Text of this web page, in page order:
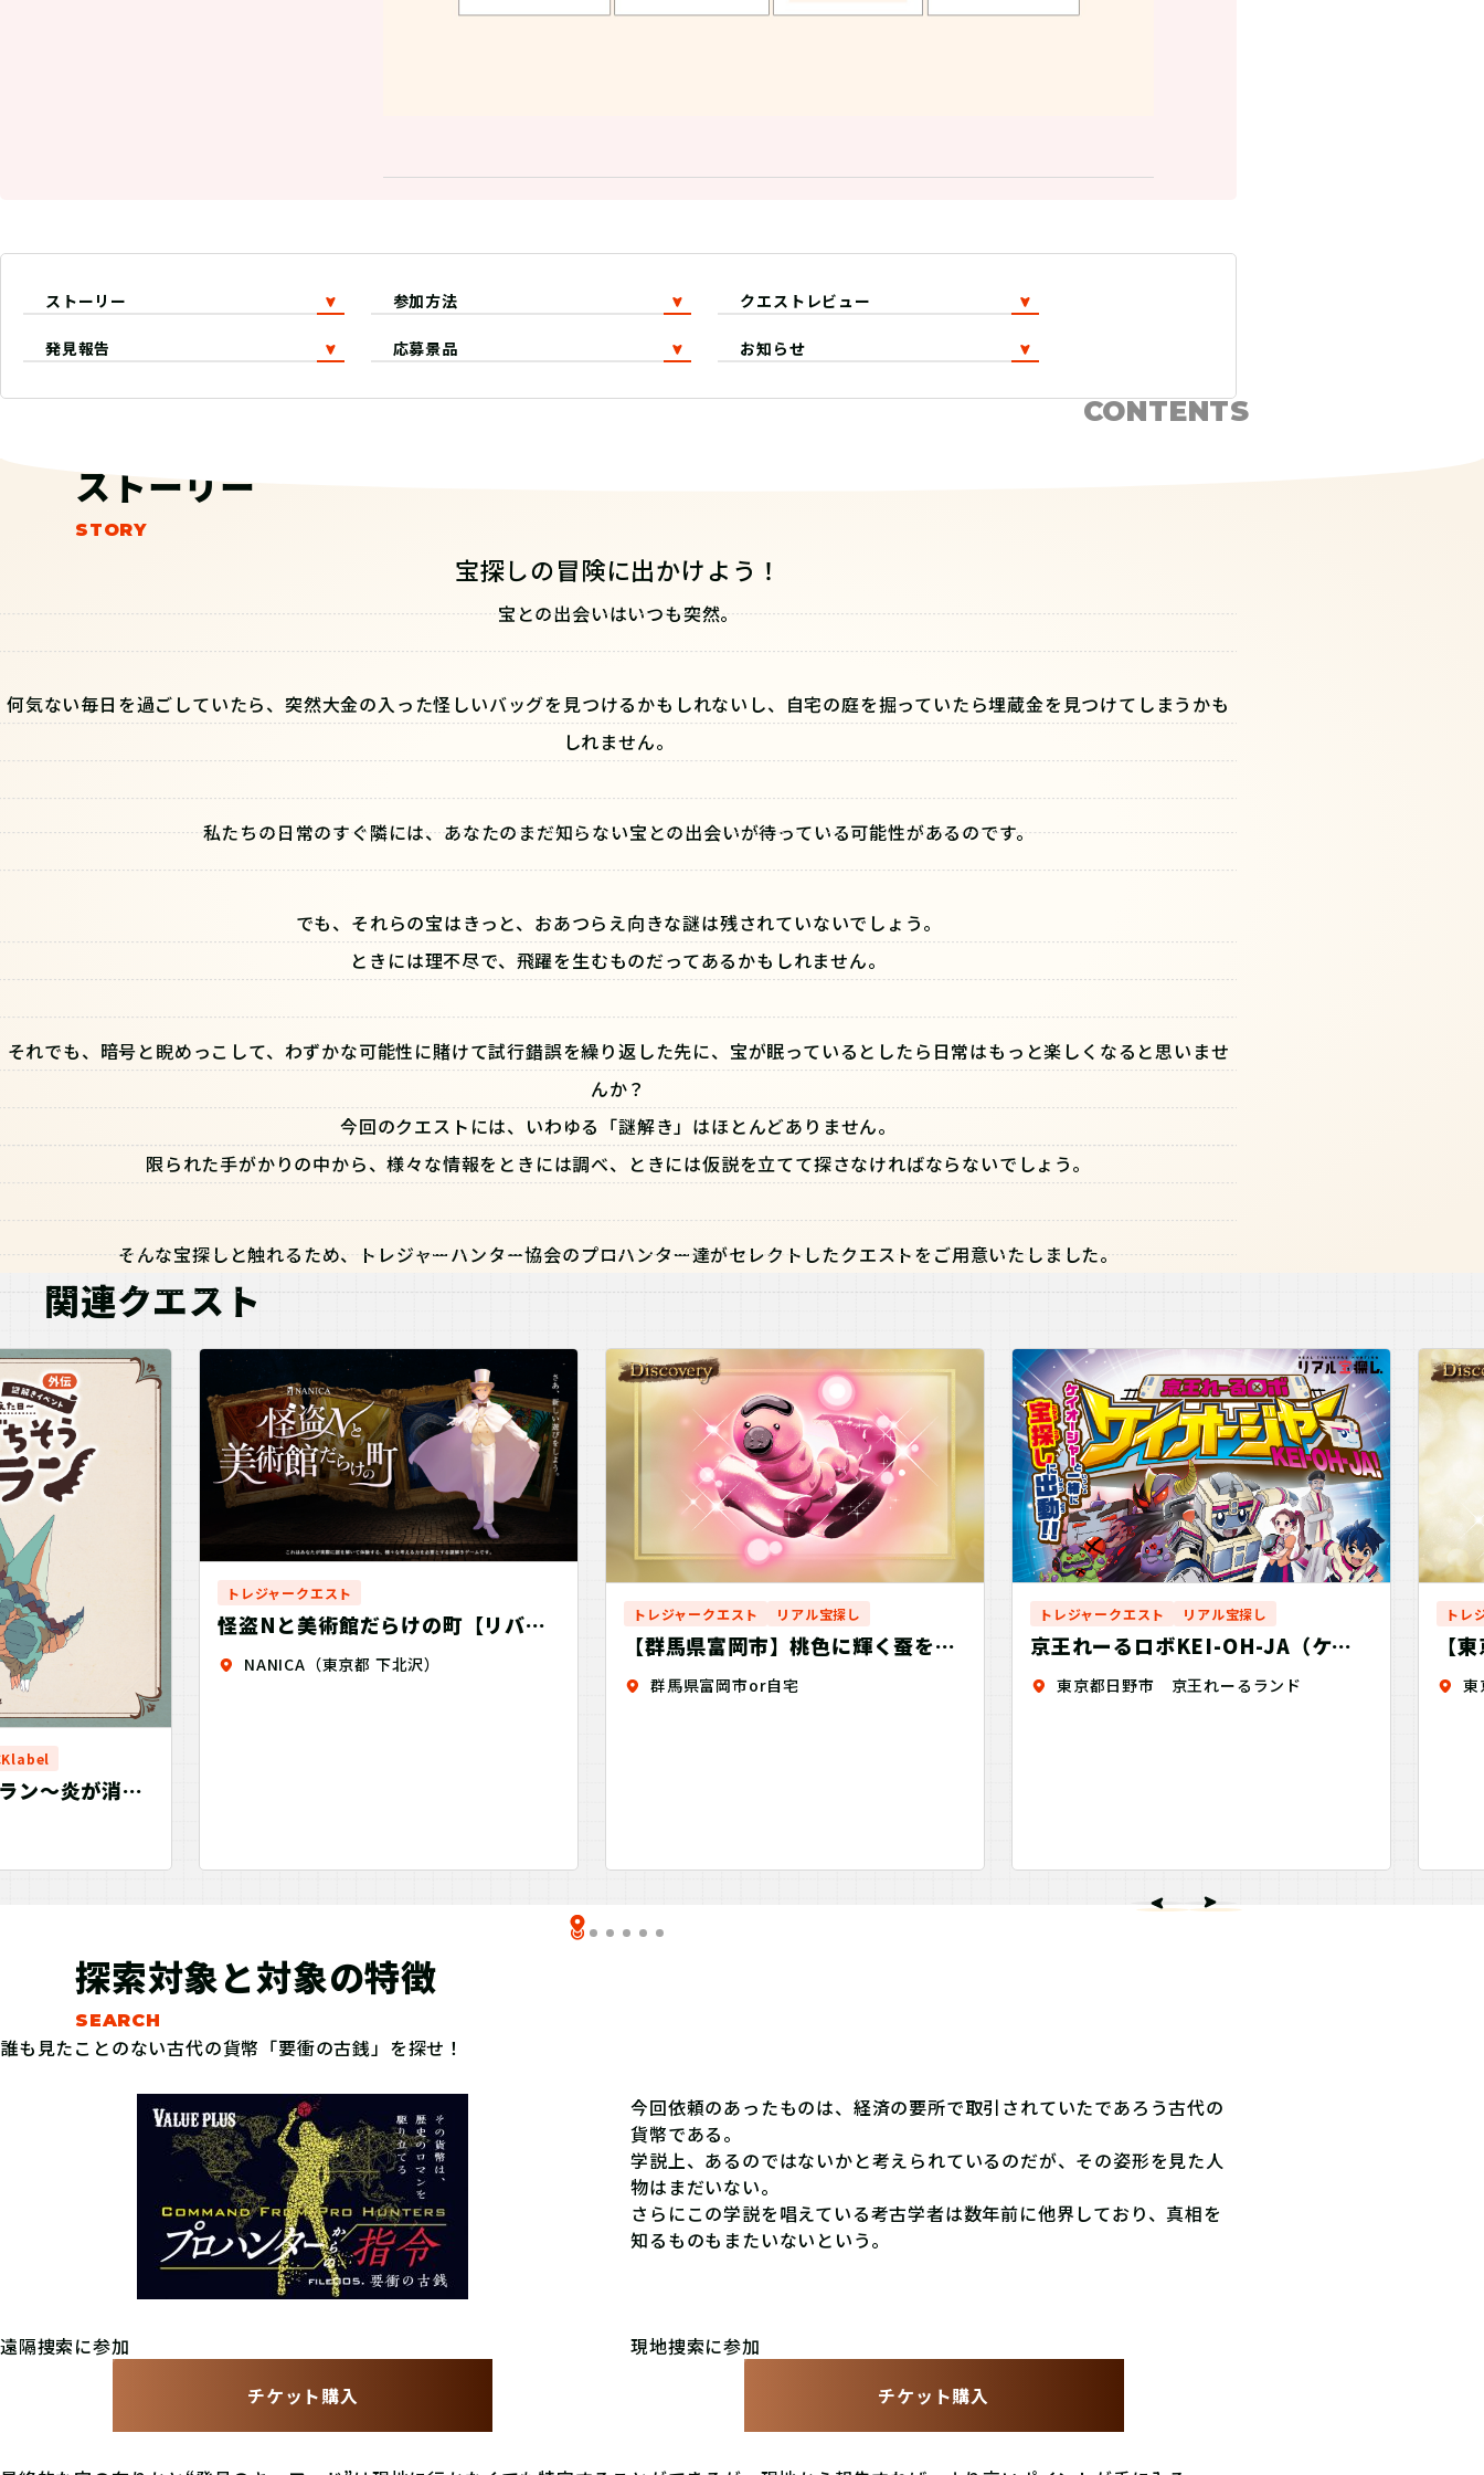
CONTENTS
ストーリー 参加方法 クエストレビュー
発見報告 応募景品 お知らせ
ストーリー
宝探しの冒険に出かけよう！
宝との出会いはいつも突然。
何気ない毎日を過ごしていたら、突然大金の入った怪しいバッグを見つけるかもしれないし、自宅の庭を掘っていたら埋蔵金を見つけてしまうかも
しれません。
私たちの日常のすぐ隣には、あなたのまだ知らない宝との出会いが待っている可能性があるのです。
でも、それらの宝はきっと、おあつらえ向きな謎は残されていないでしょう。
ときには理不尽で、飛躍を生むものだってあるかもしれません。
それでも、暗号と睨めっこして、わずかな可能性に賭けて試行錯誤を繰り返した先に、宝が眠っているとしたら日常はもっと楽しくなると思いませ
んか？
今回のクエストには、いわゆる「謎解き」はほとんどありません。
限られた手がかりの中から、様々な情報をときには調べ、ときには仮説を立てて探さなければならないでしょう。
そんな宝探しと触れるため、トレジャーハンター協会のプロハンター達がセレクトしたクエストをご用意いたしました。
関連クエスト
ン～炎が消え
トレジャークエスト
怪盗Nと美術館だらけの町【リバイ
バル】
NANICA（東京都 下北沢）
トレジャークエスト リアル宝探し
【群馬県富岡市】桃色に輝く蚕を探
せ！Discovery
群馬県富岡市or自宅
トレジャークエスト リアル宝探し
京王れーるロボKEI-OH-JA（ケイ
オージャー）！！
東京都日野市 京王れーるランド
トレ
【
せ東
探索対象と対象の特徴
誰も見たことのない古代の貨幣「要衝の古銭」を探せ！
今回依頼のあったものは、経済の要所で取引されていたであろう古代の
貨幣である。
学説上、あるのではないかと考えられているのだが、その姿形を見た人
物はまだいない。
さらにこの学説を唱えている考古学者は数年前に他界しており、真相を
知るものもまたいないという。
遠隔捜索に参加
チケット購入
現地捜索に参加
チケット購入